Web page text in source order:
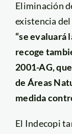
Eliminación
existencia
“se evaluará
recoge
2001-AG,
de Áreas
medida
El Indecopi